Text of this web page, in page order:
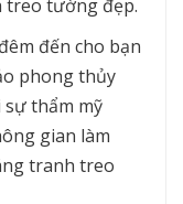
treo tường đẹp.
đến cho bạn
phong thủy
sự thẩm mỹ
gian làm
tranh treo